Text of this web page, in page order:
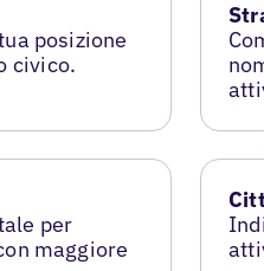
posizione
civico.
per
maggiore